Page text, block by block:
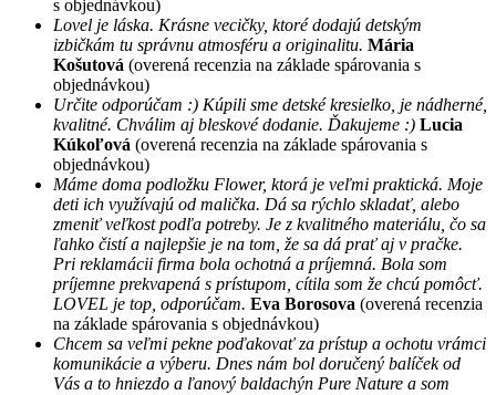
s objednávkou)
Lovel je láska. Krásne vecičky, ktoré dodajú detským
izbičkám tu správnu atmosféru a originalitu. Mária
Košutová (overená recenzia na základe spárovania s
objednávkou)
Určite odporúčam :) Kúpili sme detské kresielko, je nádherné,
kvalitné. Chválim aj bleskové dodanie. Ďakujeme :) Lucia
Kúkoľová (overená recenzia na základe spárovania s
objednávkou)
Máme doma podložku Flower, ktorá je veľmi praktická. Moje
deti ich využívajú od malička. Dá sa rýchlo skladať, alebo
zmeniť veľkost podľa potreby. Je z kvalitného materiálu, čo sa
ľahko čistí a najlepšie je na tom, že sa dá prať aj v pračke.
Pri reklamácii firma bola ochotná a príjemná. Bola som
príjemne prekvapená s prístupom, cítila som že chcú pomôcť.
LOVEL je top, odporúčam. Eva Borosova (overená recenzia
na základe spárovania s objednávkou)
Chcem sa veľmi pekne poďakovať za prístup a ochotu vrámci
komunikácie a výberu. Dnes nám bol doručený balíček od
Vás a to hniezdo a ľanový baldachýn Pure Nature a som